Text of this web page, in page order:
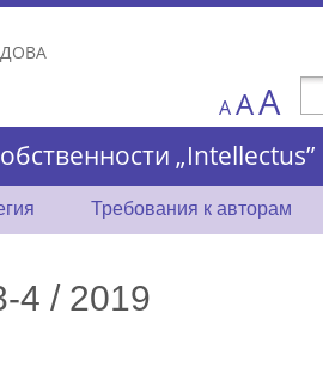
A AA
„Intellectus”
Требования к авторам
4 / 2019